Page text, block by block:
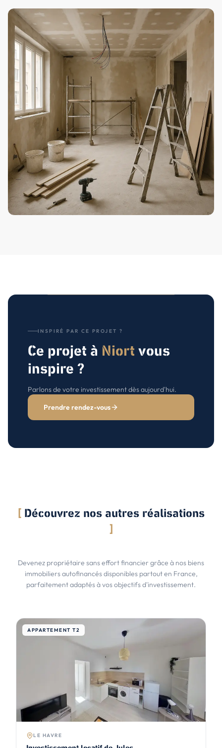
INSPIRÉ PAR CE PROJET ?
Ce projet à Niort vous
inspire ?
Parlons de votre investissement dès aujourd'hui.
Prendre rendez-vous
[ Découvrez nos autres réalisations
]
Devenez propriétaire sans effort financier grâce à nos biens
immobiliers autofinancés disponibles partout en France,
parfaitement adaptés à vos objectifs d'investissement.
APPARTEMENT T2
LE HAVRE